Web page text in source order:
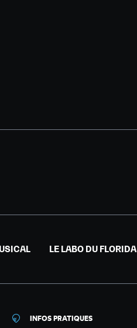
LE LABO DU FLORIDA
INFOS PRATIQUES